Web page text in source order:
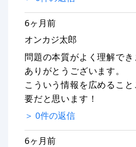
6ヶ月前
オンカジ太郎
問題の本質がよく理解でき
ありがとうございます。
こういう情報を広めるこ
要だと思います！
＞ 0件の返信
6ヶ月前